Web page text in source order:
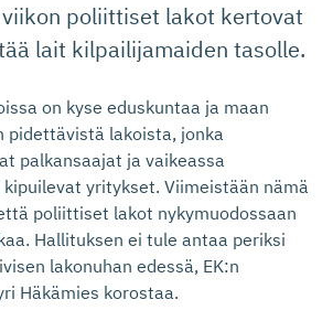
poliittiset lakot kertovat
lait kilpailijamaiden tasolle.
on kyse eduskuntaa ja maan
pidettävistä lakoista, jonka
palkansaajat ja vaikeassa
yritykset. Viimeistään nämä
poliittiset lakot nykymuodossaan
Hallituksen ei tule antaa periksi
lakonuhan edessä, EK:n
Häkämies korostaa.